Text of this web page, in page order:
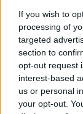
If you wish to
processing of
targeted
section to
opt-out request
interest-based
us or personal
your opt-out.